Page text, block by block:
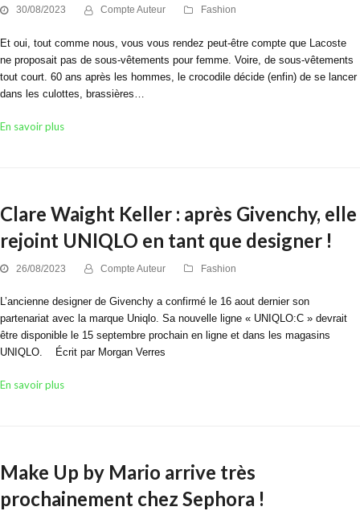
30/08/2023 Compte Auteur Fashion
Et oui, tout comme nous, vous vous rendez peut-être compte que Lacoste
ne proposait pas de sous-vêtements pour femme. Voire, de sous-vêtements
tout court. 60 ans après les hommes, le crocodile décide (enfin) de se lancer
dans les culottes, brassières…
En savoir plus
Clare Waight Keller : après Givenchy, elle
rejoint UNIQLO en tant que designer !
26/08/2023 Compte Auteur Fashion
L’ancienne designer de Givenchy a confirmé le 16 aout dernier son
partenariat avec la marque Uniqlo. Sa nouvelle ligne « UNIQLO:C » devrait
être disponible le 15 septembre prochain en ligne et dans les magasins
UNIQLO. Écrit par Morgan Verres
En savoir plus
Make Up by Mario arrive très
prochainement chez Sephora !